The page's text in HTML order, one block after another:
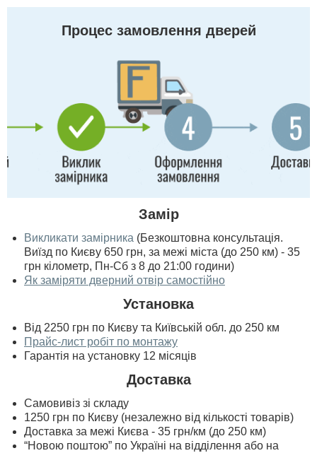
Процес замовлення дверей
Замір
Викликати замірника (Безкоштовна консультація.
Виїзд по Києву 650 грн, за межі міста (до 250 км) - 35
грн кілометр, Пн-Сб з 8 до 21:00 години)
Як заміряти дверний отвір самостійно
Установка
Від 2250 грн по Києву та Київській обл. до 250 км
Прайс-лист робіт по монтажу
Гарантія на установку 12 місяців
Доставка
Самовивіз зі складу
1250 грн по Києву (незалежно від кількості товарів)
Доставка за межі Києва - 35 грн/км (до 250 км)
“Новою поштою” по Україні на відділення або на